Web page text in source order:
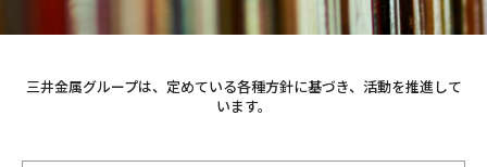
三井金属グループは、定めている各種方針に基づき、活動を推進して
います。